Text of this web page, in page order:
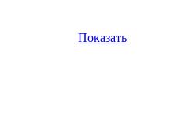
Показать